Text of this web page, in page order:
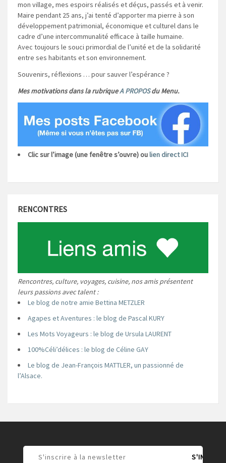
mon village, mes espoirs réalisés et déçus, passés et à venir.
Maire pendant 25 ans, j’ai tenté d’apporter ma pierre à son
développement patrimonial, économique et culturel dans le
cadre d’une intercommunalité efficace à taille humaine.
Avec toujours le souci primordial de l’unité et de la solidarité
entre ses habitants et son environnement.
Souvenirs, réflexions … pour sauver l’espérance ?
Mes motivations dans la rubriqueA PROPOSdu Menu.
Clic sur l’image (une fenêtre s’ouvre) oulien direct ICI
RENCONTRES
Rencontres, culture, voyages, cuisine, nos amis présentent
leurs passions avec talent :
Le blog de notre amie Bettina METZLER
Agapes et Aventures : le blog de Pascal KURY
Les Mots Voyageurs : le blog de Ursula LAURENT
100%Céli’délices : le blog de Céline GAY
Le blog de Jean-François MATTLER, un passionné de
l’Alsace.